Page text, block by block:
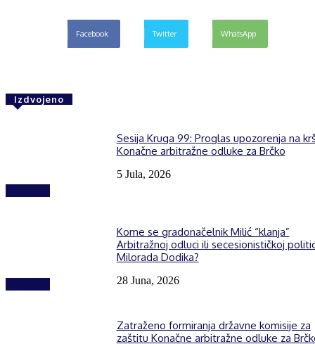
Facebook Twitter WhatsApp
Izdvojeno
Sesija Kruga 99: Proglas upozorenja na
Konačne arbitražne odluke za Brčko
5 Jula, 2026
Kome se gradonačelnik Milić “klanja”
Arbitražnoj odluci ili secesionističkoj
Milorada Dodika?
28 Juna, 2026
Zatraženo formiranja državne komisije za
zaštitu Konačne arbitražne odluke za